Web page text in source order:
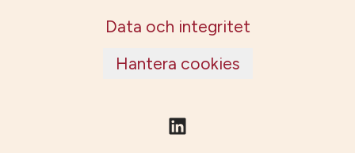
Data och integritet
Hantera cookies